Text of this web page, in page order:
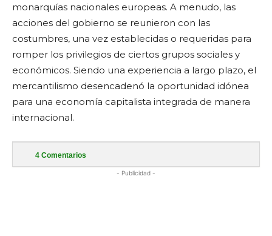
monarquías nacionales europeas. A menudo, las
acciones del gobierno se reunieron con las
costumbres, una vez establecidas o requeridas para
romper los privilegios de ciertos grupos sociales y
económicos. Siendo una experiencia a largo plazo, el
mercantilismo desencadenó la oportunidad idónea
para una economía capitalista integrada de manera
internacional.
4 Comentarios
- Publicidad -